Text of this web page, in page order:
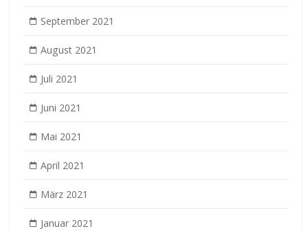
September 2021
August 2021
Juli 2021
Juni 2021
Mai 2021
April 2021
März 2021
Januar 2021